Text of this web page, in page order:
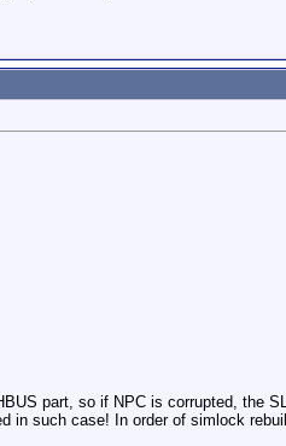
part, so if NPC is corrupted, the
in such case! In order of simlock